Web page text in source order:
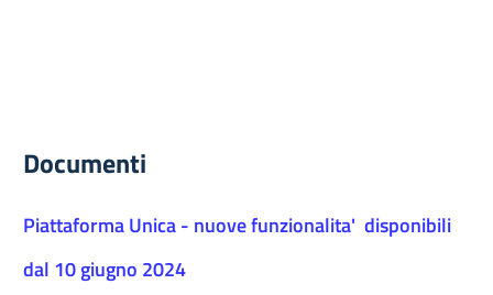
Documenti
Piattaforma Unica - nuove funzionalita' disponibili
dal 10 giugno 2024